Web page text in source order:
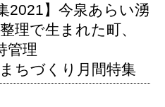
2021】今泉あらい湧
理で生まれた町、
管理
まちづくり月間特集